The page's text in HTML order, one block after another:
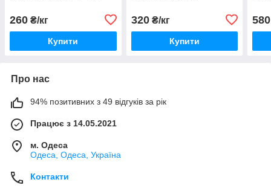
260 ₴/кг
Купити
320₴/кг
Купити
580
Про нас
94% позитивних з 49 відгуків за рік
Працює з 14.05.2021
м. Одеса
Одеса, Одеса, Україна
Контакти